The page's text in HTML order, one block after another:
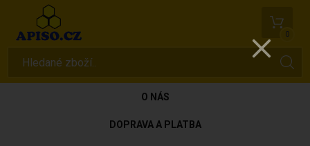
0
O NÁS
DOPRAVA A PLATBA